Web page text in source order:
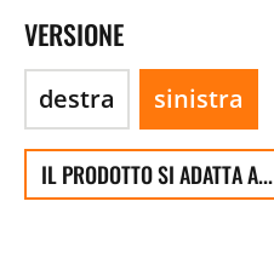
VERSIONE
destra sinistra
IL PRODOTTO SI ADATTA A...